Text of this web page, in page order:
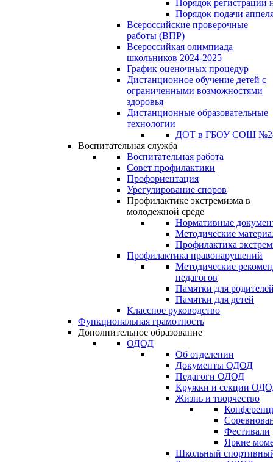
Порядок регистрации
Порядок подачи
Всероссийские проверочные
работы (ВПР)
Всероссийкая олимпиада
школьников 2024-2025
График оценочных процедур
Дистанционное обучение детей с
ограниченными возможностями
здоровья
Дистанционные образовательные
технологии
ДОТ в ГБОУ СОШ
Воспитательная служба
Воспитательная работа
Совет профилактики
Профориентация
Урегулирование споров
Профилактике экстремизма в
молодежной среде
Нормативные
Методические
Профилактика
Профилактика правонарушений
Методические
педагогов
Памятки для
Памятки для детей
Классное руководство
Функциональная грамотность
Дополнительное образование
ОДОД
Об отделении
Документы ОДОД
Педагоги ОДОД
Кружки и секции
Жизнь и творчество
Фестивали
Яркие
Школьный